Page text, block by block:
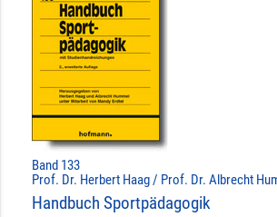
Band 133
Prof. Dr. Herbert Haag / Prof. Dr. Albrecht
Handbuch Sportpädagogik